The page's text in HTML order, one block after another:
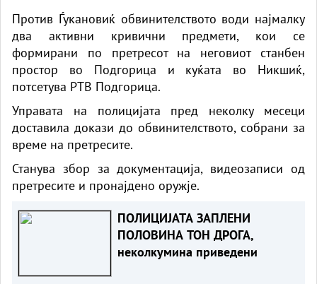
Против Ѓукановиќ обвинителството води најмалку
два активни кривични предмети, кои се
формирани по претресот на неговиот станбен
простор во Подгорица и куќата во Никшиќ,
потсетува РТВ Подгорица.
Управата на полицијата пред неколку месеци
доставила докази до обвинителството, собрани за
време на претресите.
Станува збор за документација, видеозаписи од
претресите и пронајдено оружје.
ПОЛИЦИЈАТА ЗАПЛЕНИ
ПОЛОВИНА ТОН ДРОГА,
неколкумина приведени